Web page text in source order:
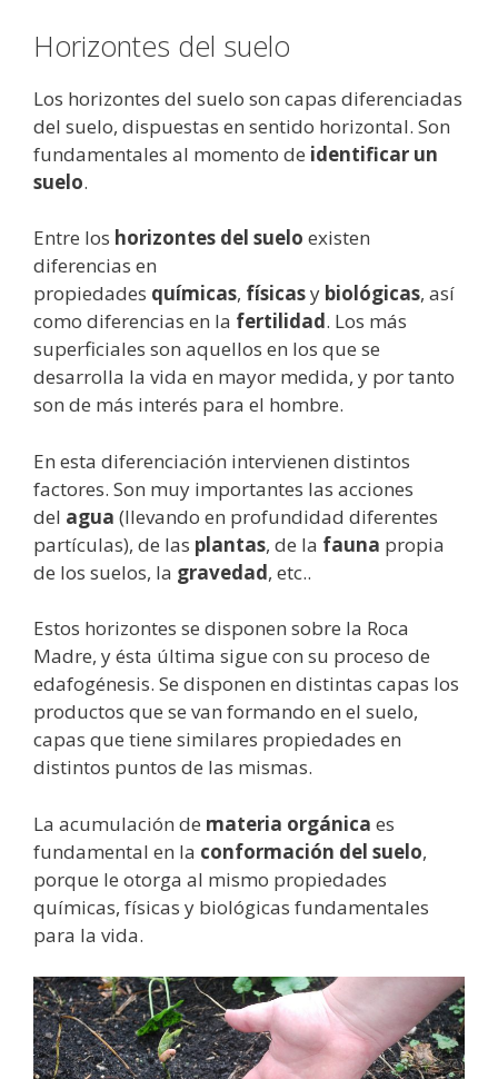
Horizontes del suelo
Los horizontes del suelo son capas diferenciadas
del suelo, dispuestas en sentido horizontal. Son
fundamentales al momento de identificar un
suelo.
Entre los horizontes del suelo existen
diferencias en
propiedades químicas, físicasy biológicas, así
como diferencias en la fertilidad. Los más
superficiales son aquellos en los que se
desarrolla la vida en mayor medida, y por tanto
son de más interés para el hombre.
En esta diferenciación intervienen distintos
factores. Son muy importantes las acciones
del agua (llevando en profundidad diferentes
partículas), de las plantas, de la fauna propia
de los suelos, la gravedad, etc..
Estos horizontes se disponen sobre la Roca
Madre, y ésta última sigue con su proceso de
edafogénesis. Se disponen en distintas capas los
productos que se van formando en el suelo,
capas que tiene similares propiedades en
distintos puntos de las mismas.
La acumulación de materia orgánica es
fundamental en la conformación del suelo,
porque le otorga al mismo propiedades
químicas, físicas y biológicas fundamentales
para la vida.